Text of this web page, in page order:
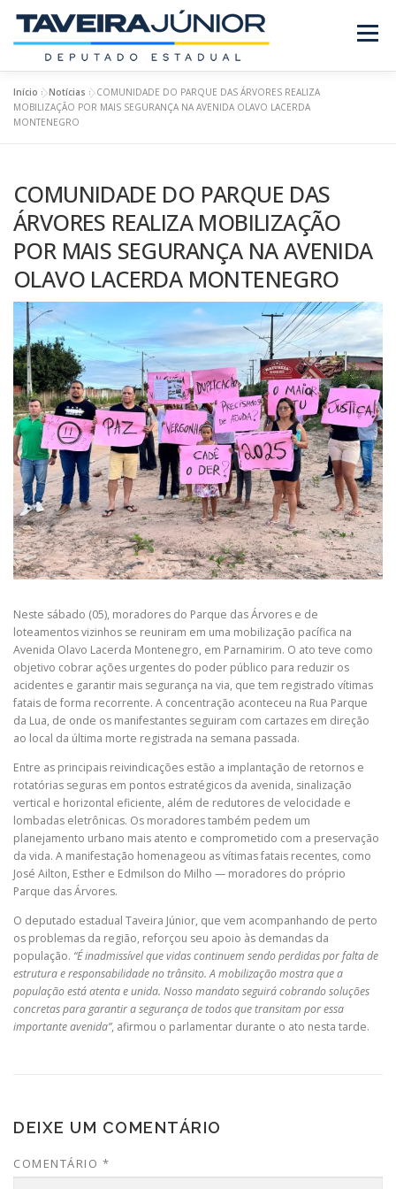
conteúdo
Menu
SOBRE O DEPUTADO PROJETOS/LEIS
Início »Notícias »COMUNIDADE DO PARQUE DAS ÁRVORES REALIZA
MOBILIZAÇÃO POR MAIS SEGURANÇA NA AVENIDA OLAVO LACERDA
MONTENEGRO
COMUNIDADE DO PARQUE DAS
ÁRVORES REALIZA MOBILIZAÇÃO
POR MAIS SEGURANÇA NA AVENIDA
OLAVO LACERDA MONTENEGRO
Neste sábado (05), moradores do Parque das Árvores e de
loteamentos vizinhos se reuniram em uma mobilização pacífica na
Avenida Olavo Lacerda Montenegro, em Parnamirim. O ato teve como
objetivo cobrar ações urgentes do poder público para reduzir os
acidentes e garantir mais segurança na via, que tem registrado vítimas
fatais de forma recorrente. A concentração aconteceu na Rua Parque
da Lua, de onde os manifestantes seguiram com cartazes em direção
ao local da última morte registrada na semana passada.
Entre as principais reivindicações estão a implantação de retornos e
rotatórias seguras em pontos estratégicos da avenida, sinalização
vertical e horizontal eficiente, além de redutores de velocidade e
lombadas eletrônicas. Os moradores também pedem um
planejamento urbano mais atento e comprometido com a preservação
da vida. A manifestação homenageou as vítimas fatais recentes, como
José Ailton, Esther e Edmilson do Milho — moradores do próprio
Parque das Árvores.
O deputado estadual Taveira Júnior, que vem acompanhando de perto
os problemas da região, reforçou seu apoio às demandas da
população. “É inadmissível que vidas continuem sendo perdidas por falta de
estrutura e responsabilidade no trânsito. A mobilização mostra que a
população está atenta e unida. Nosso mandato seguirá cobrando soluções
concretas para garantir a segurança de todos que transitam por essa
importante avenida”, afirmou o parlamentar durante o ato nesta tarde.
DEIXE UM COMENTÁRIO
COMENTÁRIO *